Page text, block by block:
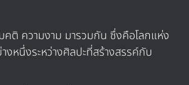
คติ ความงาม มารวมกัน ซึ่งคือโลกแห่ง
งหนึ่งระหว่างศิลปะที่สร้างสรรค์กับ